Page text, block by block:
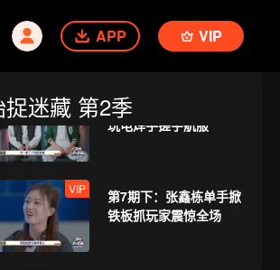
APP VIP
捉迷藏 第2季
50个“魔丸”猎人满场翻
VIP
第7期上：复活赛！萌妹
玩电焊手搓宇航服
VIP
第7期下：张鑫栋单手掀
铁板抓玩家震惊全场